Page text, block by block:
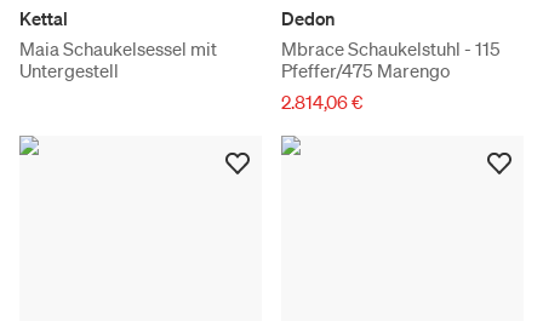
Kettal
Maia Schaukelsessel mit
Untergestell
Dedon
Mbrace Schaukelstuhl - 115
Pfeffer/475 Marengo
2.814,06 €